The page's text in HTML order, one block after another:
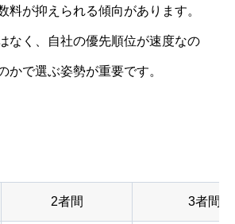
料が抑えられる傾向があります。
なく、自社の優先順位が速度なの
かで選ぶ姿勢が重要です。
2者間 3者間